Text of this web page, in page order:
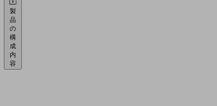
製
品
の
構
成
内
容